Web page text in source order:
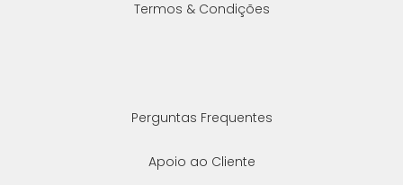
Termos & Condições
Perguntas Frequentes
Apoio ao Cliente